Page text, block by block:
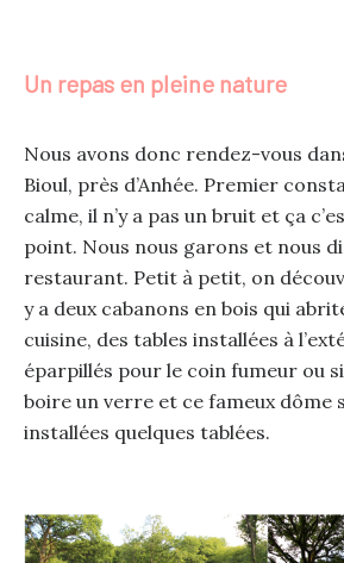
Un repas en pleine nature
Nous avons donc rendez-vous
Bioul, près d’Anhée. Premier
calme, il n’y a pas un bruit et ça
point. Nous nous garons et nous
restaurant. Petit à petit, on
y a deux cabanons en bois qui
cuisine, des tables installées à
éparpillés pour le coin fumeur ou
boire un verre et ce fameux dôme
installées quelques tablées.